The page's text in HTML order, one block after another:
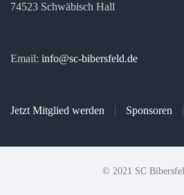
74523 Schwäbisch Hall
Email: info@sc-bibersfeld.de
Jetzt Mitglied werden Sponsoren
© 2021 SC